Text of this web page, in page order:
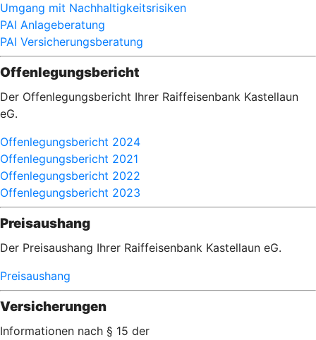
Umgang mit Nachhaltigkeitsrisiken
PAI Anlageberatung
PAI Versicherungsberatung
Offenlegungsbericht
Der Offenlegungsbericht Ihrer Raiffeisenbank Kastellaun
eG.
Offenlegungsbericht 2024
Offenlegungsbericht 2021
Offenlegungsbericht 2022
Offenlegungsbericht 2023
Preisaushang
Der Preisaushang Ihrer Raiffeisenbank Kastellaun eG.
Preisaushang
Versicherungen
Informationen nach § 15 der